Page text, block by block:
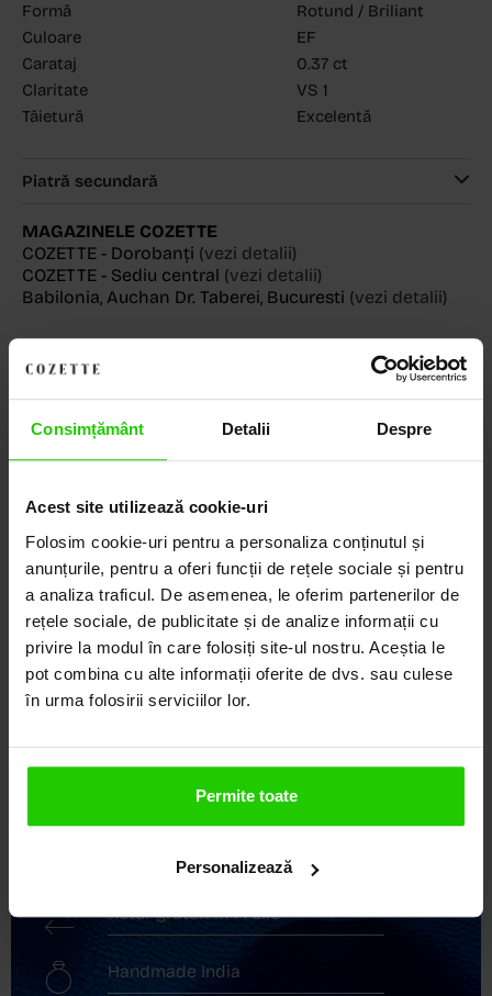
Consimțământ Detalii Despre
Acest site utilizează cookie-uri
Folosim cookie-uri pentru a personaliza conținutul și
anunțurile, pentru a oferi funcții de rețele sociale și pentru
a analiza traficul. De asemenea, le oferim partenerilor de
rețele sociale, de publicitate și de analize informații cu
privire la modul în care folosiți site-ul nostru. Aceștia le
pot combina cu alte informații oferite de dvs. sau culese
în urma folosirii serviciilor lor.
Permite toate
Personalizează
Formă
Rotund / Briliant
Culoare
EF
Carataj
0.37 ct
Claritate
VS 1
Tăietură
Excelentă
Piatră secundară
MAGAZINELE COZETTE
COZETTE - Dorobanți (vezi detalii)
COZETTE - Sediu central (vezi detalii)
Babilonia, Auchan Dr. Taberei, Bucuresti (vezi detalii)
Descoperă Lumea COZETTE,
LOCUL UNDE STILUL
DEVINE ARTĂ!
COZETTE este destinația ta de top pentru bijuterii
elegante și rafinate, create cu măiestrie și pasiune.
Ne mândrim cu o vastă experiență în realizarea celor
mai sofisticate bijuterii din aur, argint și pietre
prețioase.
Descoperă avantajele de a cumpăra!
Transport gratuit
Retur gratuit în 14 zile
Handmade India